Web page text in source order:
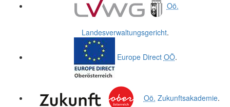
Oö.
Landesverwaltungsgericht.
Europe Direct OÖ.
Oö. Zukunftsakademie.